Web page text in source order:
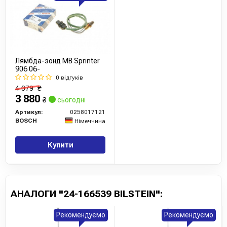
https://bilstein.com/en/
Усі запчастини BILSTEIN →
Лямбда-зонд MB Sprinter
906 06-
0 відгуків
4 079₴
3 880 ₴ сьогодні
Артикул:
0258017121
BOSCH
Німеччина
Купити
АНАЛОГИ "24-166539 BILSTEIN":
Рекомендуємо Рекомендуємо